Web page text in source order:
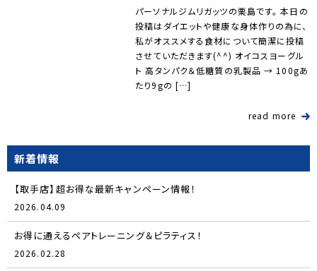
パーソナルジムリガッツの栗島です。 本日の
投稿はダイエットや健康な身体作りの為に、
私がオススメする食材について簡潔に投稿
させていただきます(^^) オイコスヨーグル
ト 高タンパク＆低糖質の乳製品 → 100gあ
たり9gの […]
read more
新着情報
【取手店】超お得な最新キャンペーン情報！
2026.04.09
お得に通えるペアトレーニング＆ピラティス！
2026.02.28